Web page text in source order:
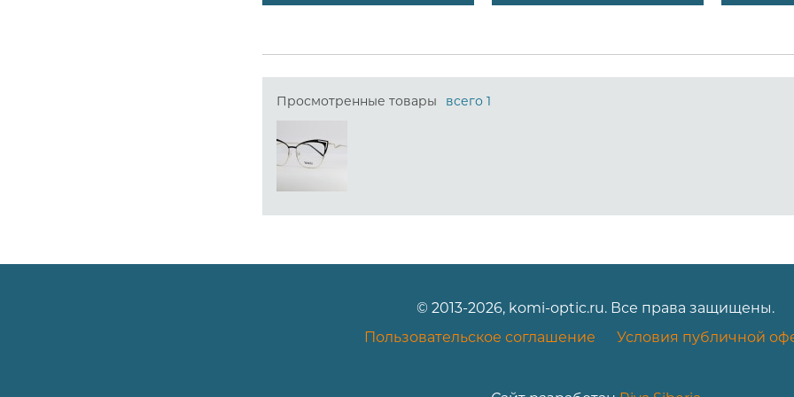
Просмотренные товары всего 1
© 2013-2026, komi-optic.ru. Все права защищены.
Пользовательское соглашение
Условия публичной